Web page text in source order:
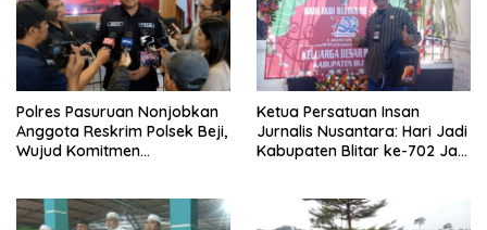
Polres Pasuruan Nonjobkan
Anggota Reskrim Polsek Beji,
Wujud Komitmen
Ketua Persatuan Insan
Jurnalis Nusantara: Hari Jadi
Kabupaten Blitar ke-702 Jadi